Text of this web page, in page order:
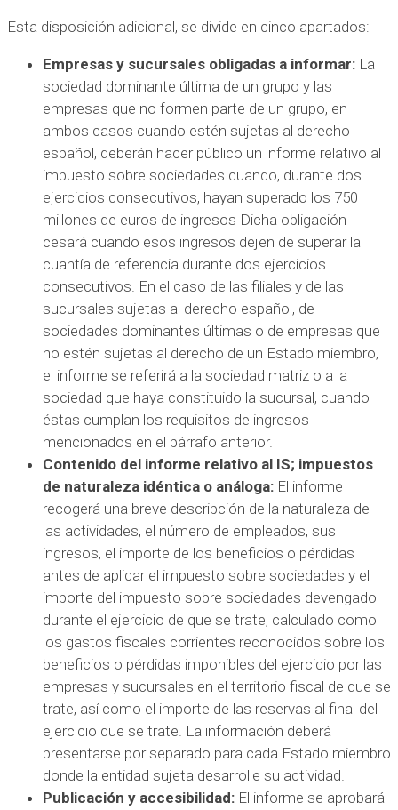
Esta disposición adicional, se divide en cinco apartados:
Empresas y sucursales obligadas a informar: La
sociedad dominante última de un grupo y las
empresas que no formen parte de un grupo, en
ambos casos cuando estén sujetas al derecho
español, deberán hacer público un informe relativo al
impuesto sobre sociedades cuando, durante dos
ejercicios consecutivos, hayan superado los 750
millones de euros de ingresos Dicha obligación
cesará cuando esos ingresos dejen de superar la
cuantía de referencia durante dos ejercicios
consecutivos. En el caso de las filiales y de las
sucursales sujetas al derecho español, de
sociedades dominantes últimas o de empresas que
no estén sujetas al derecho de un Estado miembro,
el informe se referirá a la sociedad matriz o a la
sociedad que haya constituido la sucursal, cuando
éstas cumplan los requisitos de ingresos
mencionados en el párrafo anterior.
Contenido del informe relativo al IS; impuestos
de naturaleza idéntica o análoga: El informe
recogerá una breve descripción de la naturaleza de
las actividades, el número de empleados, sus
ingresos, el importe de los beneficios o pérdidas
antes de aplicar el impuesto sobre sociedades y el
importe del impuesto sobre sociedades devengado
durante el ejercicio de que se trate, calculado como
los gastos fiscales corrientes reconocidos sobre los
beneficios o pérdidas imponibles del ejercicio por las
empresas y sucursales en el territorio fiscal de que se
trate, así como el importe de las reservas al final del
ejercicio que se trate. La información deberá
presentarse por separado para cada Estado miembro
donde la entidad sujeta desarrolle su actividad.
Publicación y accesibilidad: El informe se aprobará